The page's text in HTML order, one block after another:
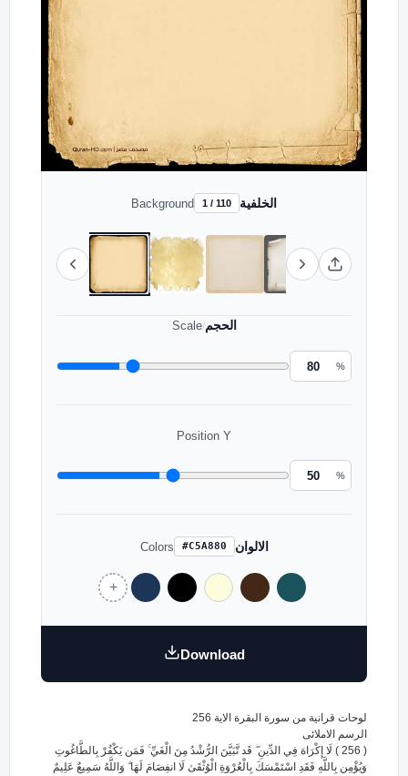
Background 1 / 110 الخلفية
Scale/الحجم
%
Position Y
%
Colors #C5A880 الالوان
Download
لوحات قرانية من سورة البقرة الاية 256
الرسم الاملائى
( 256 ) لَا إِكْرَاهَ فِي الدِّينِ ۖ قَد تَّبَيَّنَ الرُّشْدُ مِنَ الْغَيِّ ۚ فَمَن يَكْفُرْ بِالطَّاغُوتِ
وَيُؤْمِن بِاللَّهِ فَقَدِ اسْتَمْسَكَ بِالْعُرْوَةِ الْوُثْقَىٰ لَا انفِصَامَ لَهَا ۗ وَاللَّهُ سَمِيعٌ عَلِيمٌ